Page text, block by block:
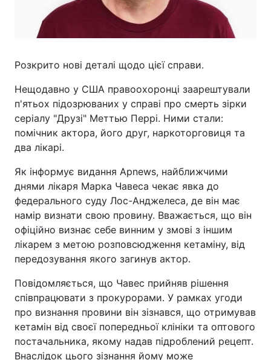
Розкрито нові деталі щодо цієї справи.
Нещодавно у США правоохоронці заарештували
п'ятьох підозрюваних у справі про смерть зірки
серіалу "Друзі" Меттью Перрі. Ними стали:
помічник актора, його друг, наркоторговиця та
два лікарі.
Як інформує видання Apnews, найближчими
днями лікаря Марка Чавеса чекає явка до
федерального суду Лос-Анджелеса, де він має
намір визнати свою провину. Вважається, що він
офіційно визнає себе винним у змові з іншим
лікарем з метою розповсюдження кетаміну, від
передозування якого загинув актор.
Повідомляється, що Чавес прийняв рішення
співпрацювати з прокурорами. У рамках угоди
про визнання провини він зізнався, що отримував
кетамін від своєї попередньої клініки та оптового
постачальника, якому надав підроблений рецепт.
Внаслідок цього зізнання йому може